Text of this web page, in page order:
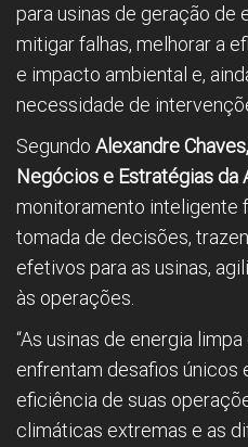
para usinas de geração de
mitigar falhas, melhorar a
e impacto ambiental e,
necessidade de
Segundo Alexandre Chaves,
Negócios e Estratégias da
monitoramento inteligente
tomada de decisões,
efetivos para as usinas,
às operações.
“As usinas de energia
enfrentam desafios únicos
eficiência de suas
climáticas extremas e as